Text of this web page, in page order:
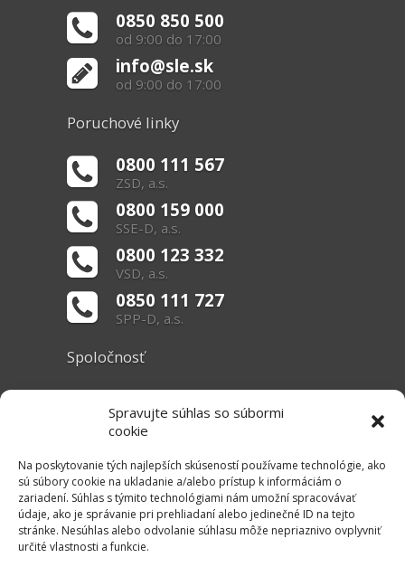
Spravujte súhlas so súbormi
cookie
Na poskytovanie tých najlepších skúseností používame technológie, ako
sú súbory cookie na ukladanie a/alebo prístup k informáciám o
zariadení. Súhlas s týmito technológiami nám umožní spracovávať
údaje, ako je správanie pri prehliadaní alebo jedinečné ID na tejto
stránke. Nesúhlas alebo odvolanie súhlasu môže nepriaznivo ovplyvniť
určité vlastnosti a funkcie.
0850 850 500
od 9:00 do 17:00
info@sle.sk
od 9:00 do 17:00
Poruchové linky
0800 111 567
ZSD, a.s.
0800 159 000
SSE-D, a.s.
0800 123 332
VSD, a.s.
0850 111 727
SPP-D, a.s.
Spoločnosť
O nás
Základné informácie
Užitočné linky
Právne informácie